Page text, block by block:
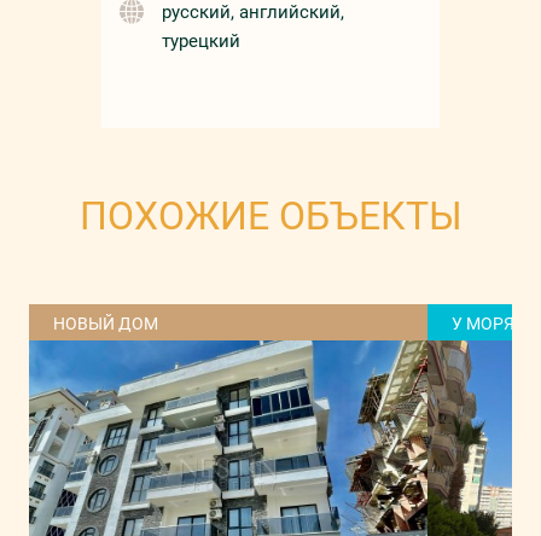
русский, английский,
турецкий
ПОХОЖИЕ ОБЪЕКТЫ
НОВЫЙ ДОМ У МОРЯ